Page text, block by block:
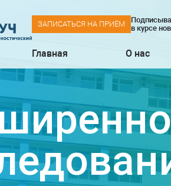
ЗАПИСАТЬСЯ НА ПРИЁМ
в курсе
Главная О нас